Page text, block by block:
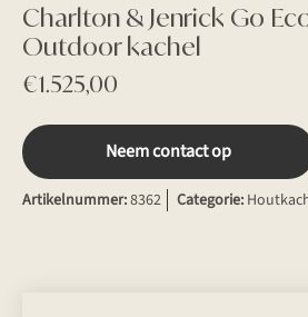
Charlton & Jenrick Go
Outdoor kachel
€1.525,00
Neem contact op
Artikelnummer:8362 Categorie: